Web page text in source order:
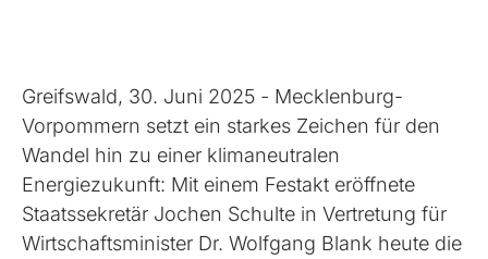
Greifswald, 30. Juni 2025 - Mecklenburg-
Vorpommern setzt ein starkes Zeichen für den
Wandel hin zu einer klimaneutralen
Energiezukunft: Mit einem Festakt eröffnete
Staatssekretär Jochen Schulte in Vertretung für
Wirtschaftsminister Dr. Wolfgang Blank heute die